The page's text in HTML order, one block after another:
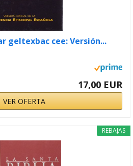
geltexbac cee: Versión...
17,00 EUR
VER OFERTA
REBAJAS